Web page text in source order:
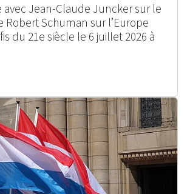
avec Jean-Claude Juncker sur le
Robert Schuman sur l’Europe
du 21e siècle le 6 juillet 2026 à